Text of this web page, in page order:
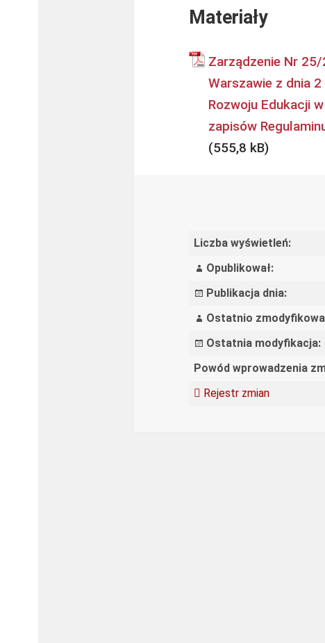
Materiały
Zarządzenie Nr
Warszawie z dnia
Rozwoju Edukacji
zapisów
Liczba wyświetleń:
Opublikował:
Publikacja dnia:
Ostatnio
Ostatnia modyfikacja:
Powód wprowadzenia
Rejestr zmian